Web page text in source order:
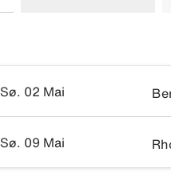
Sø. 02 Mai
Sø. 09 Mai